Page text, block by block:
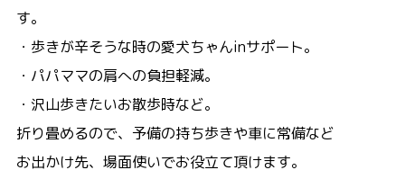
す。
・歩きが辛そうな時の愛犬ちゃんinサポート。
・パパママの肩への負担軽減。
・沢山歩きたいお散歩時など。
折り畳めるので、予備の持ち歩きや車に常備など
お出かけ先、場面使いでお役立て頂けます。